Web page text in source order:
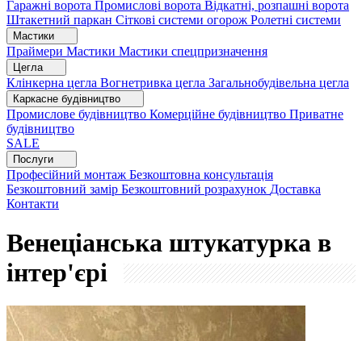
Гаражні ворота Промислові ворота Відкатні, розпашні ворота
Штакетний паркан Сіткові системи огорож Ролетні системи
Мастики
Праймери Мастики Мастики спецпризначення
Цегла
Клінкерна цегла Вогнетривка цегла Загальнобудівельна цегла
Каркасне будівництво
Промислове будівництво Комерційне будівництво Приватне
будівництво
SALE
Послуги
Професійний монтаж Безкоштовна консультація
Безкоштовний замір Безкоштовний розрахунок Доставка
Контакти
Венеціанська штукатурка в
інтер'єрі